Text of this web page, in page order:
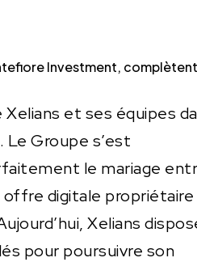
Investment,
et ses équipes
Groupe s’est
le mariage
digitale propriétaire
Xelians
pour poursuivre son